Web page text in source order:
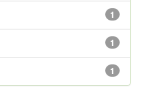
1
1
1